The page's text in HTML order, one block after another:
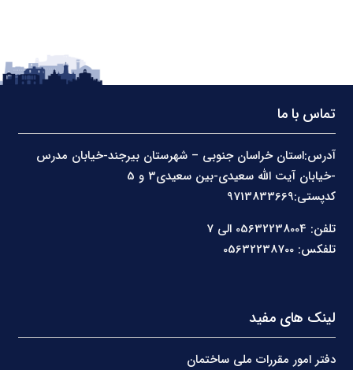
تماس با ما
آدرس:استان خراسان جنوبی – شهرستان بیرجند-خیابان مدرس
کدپستی:9713833669
تلفن: 05632238004 الی 7
تلفکس: 05632238700
لینک های مفید
دفتر امور مقررات ملی ساختمان